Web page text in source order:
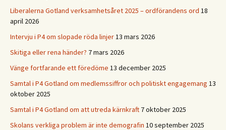
Liberalerna Gotland verksamhetsåret 2025 – ordförandens ord 18
april 2026
Intervju i P4 om slopade röda linjer13 mars 2026
Skitiga eller rena händer? 7 mars 2026
Vänge fortfarande ett föredöme 13 december 2025
Samtal i P4 Gotland om medlemssiffror och politiskt engagemang 13
oktober 2025
Samtal i P4 Gotland om att utreda kärnkraft 7 oktober 2025
Skolans verkliga problem är inte demografin 10 september 2025